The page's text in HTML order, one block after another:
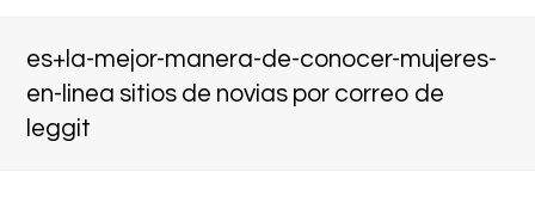
es+la-mejor-manera-de-conocer-mujeres-
en-linea sitios de novias por correo de
leggit